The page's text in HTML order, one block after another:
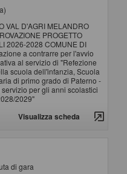
VAL D'AGRI MELANDRO
PROGETTO
2026-2028 COMUNE DI
a contrarre per l'avvio
al servizio di "Refezione
scuola dell'infanzia, Scuola
di primo grado di Paterno -
per gli anni scolastici
2029"
Visualizza scheda
di gara